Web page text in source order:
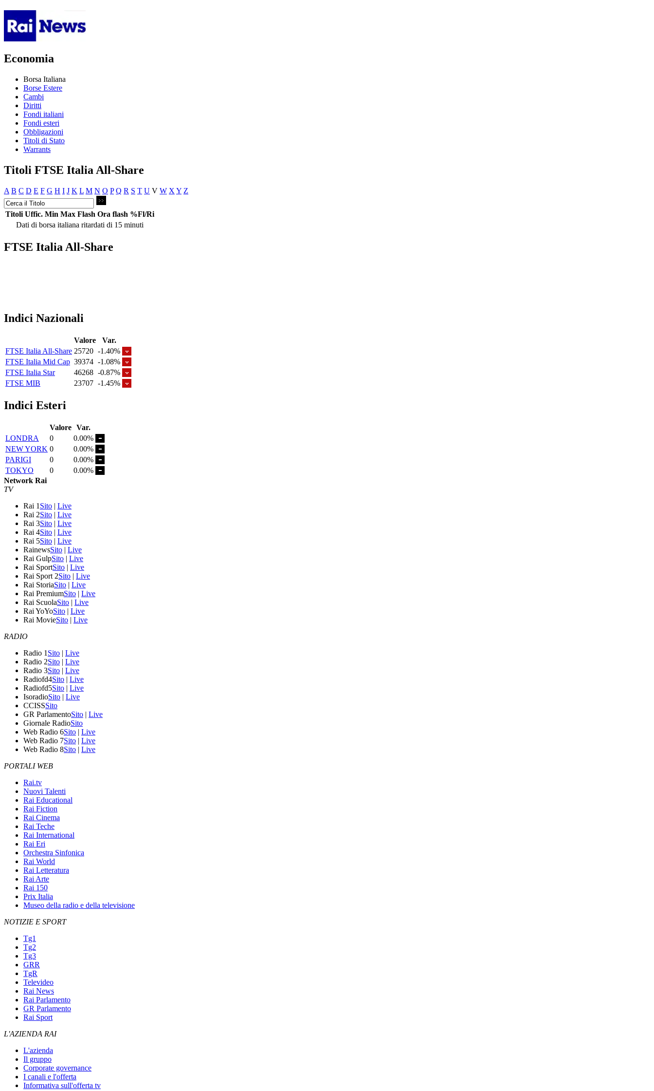
Economia
Borsa Italiana
Borse Estere
Cambi
Diritti
Fondi italiani
Fondi esteri
Obbligazioni
Titoli di Stato
Warrants
Titoli FTSE Italia All-Share
A B C D E F G H I J K L M N O P Q R S T U V W X Y Z
Titoli Uffic. Min Max Flash Ora flash %Fl/Ri
Dati di borsa italiana ritardati di 15 minuti
FTSE Italia All-Share
Indici Nazionali
Valore
Var.
FTSE Italia All-Share 25720 -1.40%
FTSE Italia Mid Cap 39374 -1.08%
FTSE Italia Star
46268 -0.87%
FTSE MIB
23707 -1.45%
Indici Esteri
Valore Var.
LONDRA
0
0.00%
NEW YORK 0
0.00%
PARIGI
0
0.00%
TOKYO
0
0.00%
Network Rai
TV
Rai 1 Sito | Live
Rai 2Sito | Live
Rai 3Sito | Live
Rai 4Sito | Live
Rai 5Sito | Live
RainewsSito | Live
Rai GulpSito | Live
Rai SportSito | Live
Rai Sport 2Sito | Live
Rai StoriaSito | Live
Rai PremiumSito | Live
Rai ScuolaSito | Live
Rai YoYoSito | Live
Rai MovieSito | Live
RADIO
Radio 1 Sito | Live
Radio 2Sito | Live
Radio 3Sito | Live
Radiofd4Sito | Live
Radiofd5Sito | Live
IsoradioSito | Live
CCISSSito
GR ParlamentoSito | Live
Giornale RadioSito
Web Radio 6Sito | Live
Web Radio 7Sito | Live
Web Radio 8Sito | Live
PORTALI WEB
Rai.tv
Nuovi Talenti
Rai Educational
Rai Fiction
Rai Cinema
Rai Teche
Rai International
Rai Eri
Orchestra Sinfonica
Rai World
Rai Letteratura
Rai Arte
Rai 150
Prix Italia
Museo della radio e della televisione
NOTIZIE E SPORT
Tg1
Tg2
Tg3
GRR
TgR
Televideo
Rai News
Rai Parlamento
GR Parlamento
Rai Sport
L'AZIENDA RAI
L'azienda
Il gruppo
Corporate governance
I canali e l'offerta
Informativa sull'offerta tv